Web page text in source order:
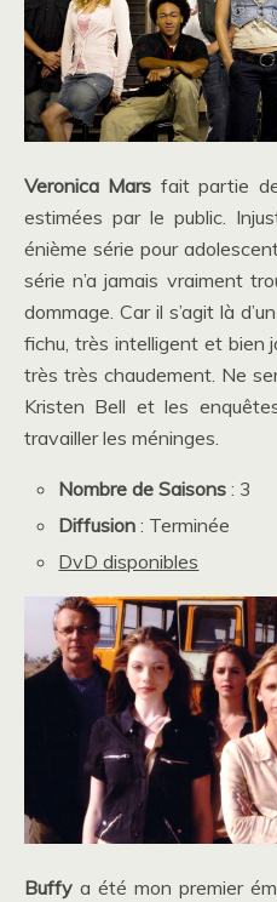
Veronica Mars fait partie
estimées par le public.
énième série pour
série n’a jamais vraiment
dommage. Car il s’agit là
fichu, très intelligent et bien
très très chaudement. Ne
Kristen Bell et les
travailler les méninges.
Nombre de Saisons : 3
Diffusion : Terminée
DvD disponibles
Buffy a été mon premier